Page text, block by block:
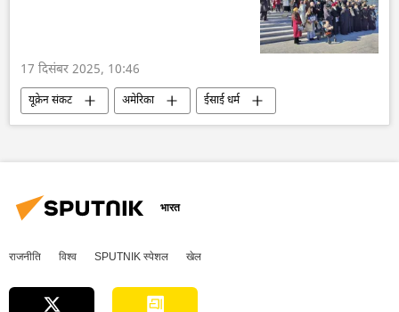
17 दिसंबर 2025, 10:46
यूक्रेन संकट अमेरिका
ईसाई धर्म
वोलोडिमिर ज़ेलेंस्की
धार्मिक भेदभाव
ओथडोक्स चर्च
भारत
राजनीति विश्व SPUTNIK स्पेशल खेल